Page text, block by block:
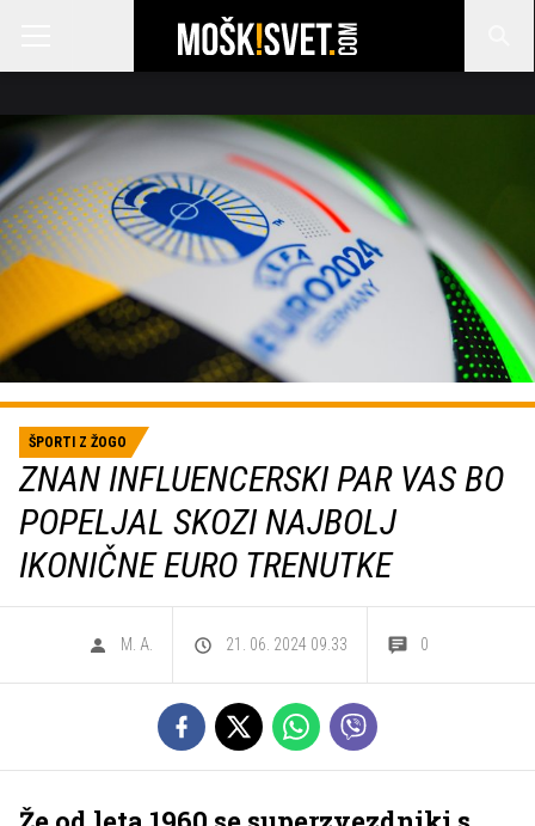
ŠPORTI Z ŽOGO
ZNAN INFLUENCERSKI PAR VAS BO
POPELJAL SKOZI NAJBOLJ
IKONIČNE EURO TRENUTKE
M. A. 21. 06. 2024 09.33 0